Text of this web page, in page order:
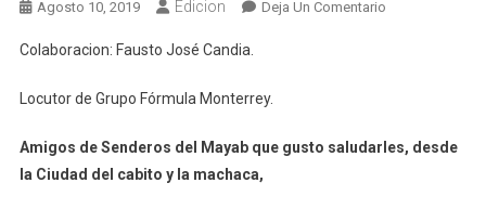
Agosto 10, 2019 Edicion Deja Un ComentarioEn
Colaboracion: Fausto José Candia.
Locutor de Grupo Fórmula Monterrey.
Amigos de Senderos del Mayab que gusto saludarles, desde
la Ciudad del cabito y la machaca,